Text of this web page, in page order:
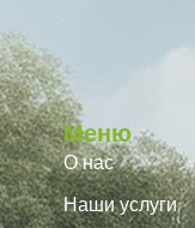
Меню
О нас
Наши услуги